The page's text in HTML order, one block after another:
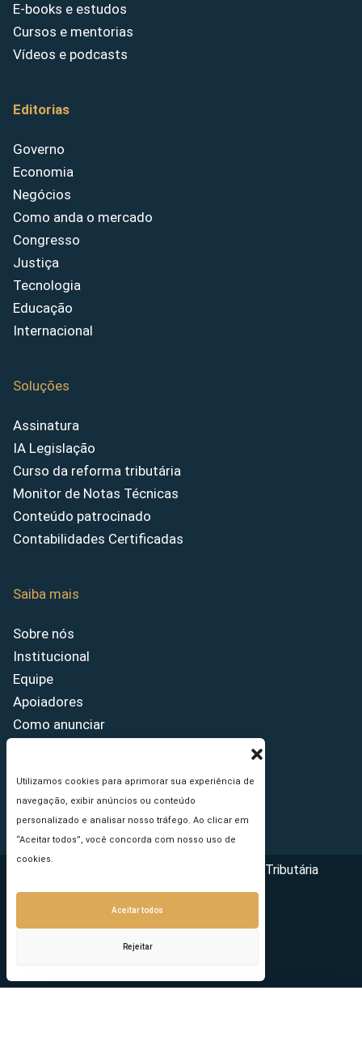
Utilizamos cookies para aprimorar sua experiência de
navegação, exibir anúncios ou conteúdo
personalizado e analisar nosso tráfego. Ao clicar em
“Aceitar todos”, você concorda com nosso uso de
cookies.
Aceitar todos
Rejeitar
E-books e estudos
Cursos e mentorias
Vídeos e podcasts
Editorias
Governo
Economia
Negócios
Como anda o mercado
Congresso
Justiça
Tecnologia
Educação
Internacional
Soluções
Assinatura
IA Legislação
Curso da reforma tributária
Monitor de Notas Técnicas
Conteúdo patrocinado
Contabilidades Certificadas
Saiba mais
Sobre nós
Institucional
Equipe
Apoiadores
Como anunciar
Princípios Editoriais
Copyright © 2026 - Portal da Reforma Tributária